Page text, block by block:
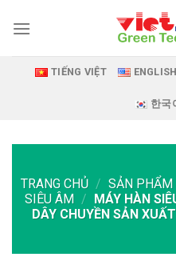
TIẾNG VIỆT ENGLISH
한국
TRANG CHỦ / SẢN PHẨM
SIÊU ÂM / MÁY HÀN
DÂY CHUYỀN SẢN